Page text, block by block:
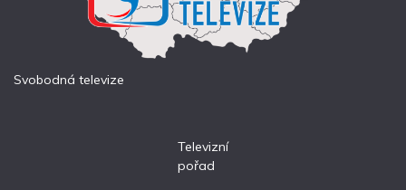
Svobodná televize
Televizní
pořad